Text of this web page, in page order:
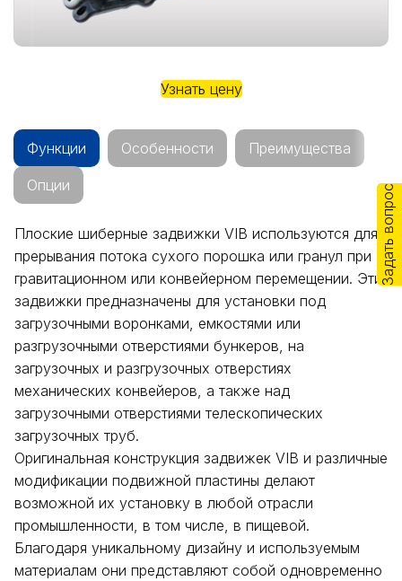
Узнать цену
Функции Особенности Преимущества
Опции
Плоские шиберные задвижки VIB используются для
прерывания потока сухого порошка или гранул при
гравитационном или конвейерном перемещении. Эти
задвижки предназначены для установки под
загрузочными воронками, емкостями или
разгрузочными отверстиями бункеров, на
загрузочных и разгрузочных отверстиях
механических конвейеров, а также над
загрузочными отверстиями телескопических
загрузочных труб.
Оригинальная конструкция задвижек VIB и различные
модификации подвижной пластины делают
возможной их установку в любой отрасли
промышленности, в том числе, в пищевой.
Благодаря уникальному дизайну и используемым
материалам они представляют собой одновременно
Задать вопрос